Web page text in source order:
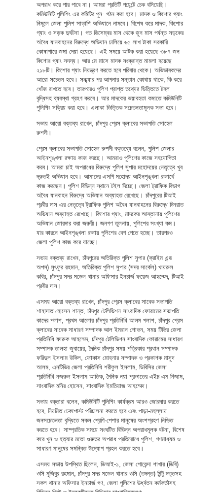
অপরাধ করে পার পাবে না। আমরা প্রতিটি পয়েন্টে চেক বসিয়েছি।
কমিউনিটি পুলিশিং এর কমিটির পুন: গঠন করা হবে। মাদক ও কিশোর গ্যাং
নিমূলে জেলা পুলিশ সাড়াশি অভিযানে নামবে। বিশেষ করে মাদক, কিশোর
গ্যাং ও সড়ক দুর্ঘটনা। গত ডিসেম্বর মাস থেকে জুন মাস পর্যন্ত সড়কের
অবৈধ যানবাহনের বিরুদ্ধে অভিযান চালিয়ে ৬৫ লাখ টাকা সরকারি
কোষাগারে জমা দেয়া হয়েছে। এই সময়ে আটক করা হয়েছে ৩৮৭ জন
কিশোর গ্যাং সদস্য। আর মে মাসে মাদক সংক্রান্ত মামলা হয়েছে
২১৮টি। কিশোর গ্যাং নিয়ন্ত্রণ করতে হবে পরিবার থেকে। অভিভাবকদের
আরো সচেতন হবে। সন্ধ্যার পর আপনার সন্তান কোথায় থাকে, কি করে
খোঁজ রাখতে হবে। তারপরেও পুলিশ প্রাপ্ত তথ্যের ভিত্তিতে টহল
বৃদ্ধিসহ ব্যবস্থা গ্রহণ করবে। আর মাদকের ভয়াবহতা কমাতে কমিউনিটি
পুলিশিং সক্রিয় করা হবে। এলাকা ভিত্তিক সচেতনতামূলক সভা হবে।
সভায় আরো বক্তব্য রাখেন, চাঁদপুর প্রেস ক্লাবের সভাপতি সোহেল
রুশদী।
প্রেস ক্লাবের সভাপতি সোহেল রুশদী বক্তব্যে বলেন, পুলিশ জেলার
আইনশৃঙ্খলা রক্ষায় কাজ করছে। আমরাও পুলিশের কাজে সহযোগিতা
করব। আমরা চাই অপরাধের বিরুদ্ধে পুলিশ সুপার মহোদয়ের নেতৃত্বে খুব
দ্রুতই অভিযান হবে। আমাদের এসপি মহোদয় আইনশৃঙ্খলা রক্ষার্থে
কাজ করছেন। পুলিশ বিভিন্ন স্থানে টইল দিচ্ছে। জেলা ট্রাফিক বিভাগ
অবৈধ যানবাহন বিরুদ্ধে অভিযান অব্যাহত রেখেছে। চাঁদপুরের টিআই
প্রবীর দাস এর নেতৃত্বে ট্রাফিক পুলিশ অবৈধ যানবাহনের বিরুদ্ধে দিনরাত
অভিযান অব্যাহত রেখেছে। কিশোর গ্যাং, মাদকের আস্তানায় পুলিশের
অভিযান জোরদার করা জরুরী। জনগণ তুলনায়, পুলিশের সংখ্যা কম।
যার কারনে আইনশৃঙ্খলা রক্ষায় পুলিশের বেগ পেতে হচ্ছে। তারপরও
জেলা পুলিশ কাজ করে যাচ্ছে।
সভায় বক্তব্য রাখেন, চাঁদপুরের অতিরিক্ত পুলিশ সুপার (ক্রাইম এন্ড
অপস্) লুৎফুর রহমান, অতিরিক্ত পুলিশ সুপার (সদর সার্কেল) খায়রুল
কবির, চাঁদপুর সদর মডেল থানার অফিসার ইনচার্জ ফয়েজ আহম্মেদ, টিআই
প্রবীর দাস।
এসময় আরো বক্তব্য রাখেন, চাঁদপুর প্রেস ক্লাবের সাবেক সভাপতি
শাহাদাত হোসেন শান্ত, চাঁদপুর টেলিভিশন সাংবাদিক ফোরামের সভাপতি
কাদের পলাশ, প্রথম আলোর চাঁদপুর প্রতিনিধি আলম পলাশ, চাঁদপুর প্রেস
ক্লাবের সাবেক সাধারণ সম্পাদক আল ইমরান শোভন, সময় টিভির জেলা
প্রতিনিধি ফারুক আহম্মেদ, চাঁদপুর টেলিভিশন সাংবাদিক ফোরামের সাধারণ
সম্পাদক তালহা জুবায়ের, দৈনিক চাঁদপুর সময় পত্রিকার প্রধান সম্পাদক
ফরিদুল ইসলাম উকিল, ফোকাস মোহনার সম্পাদক ও প্রকাশক মাসুদ
আলম, এনটিভির জেলা প্রতিনিধি শরীফুল ইসলাম, ডিবিসির জেলা
প্রতিনিধি নজরুল ইসলাম আতিক, দৈনিক নয়া প্রভাতের এইচ এম নিজাম,
সাংবাদিক মনির হোসেন, সাংবাদিক ইমতিয়াজ আহম্মেদ।
সভায় বক্তারা বলেন, কমিউনিটি পুলিশিং কার্যক্রম আরও জোরদার করতে
হবে, নিয়মিত চেকপোস্ট পরিচালনা করতে হবে এবং পাড়া-মহল্লায়
জনসচেতনতা বৃদ্ধিতে সকল শ্রেণি-পেশার মানুষের অংশগ্রহণ নিশ্চিত
করতে হবে। সাম্প্রতিক সময়ে সংঘটিত বিভিন্ন অপরাধমূলক ঘটনা, বিশেষ
করে খুন ও হত্যার মতো গুরুতর অপরাধ প্রতিরোধে পুলিশ, গণমাধ্যম ও
সাধারণ মানুষের সমন্বিত উদ্যোগ গ্রহন করতে হবে।
এসময় সভায় উপস্থিত ছিলেন, ডিআই-১, জেলা গোয়েন্দা শাখার (ডিবি)
ওসি মুজিবুর রহমান, চাঁদপুর সদর মডেল থানার ওসি (তদন্ত) মিন্টু দত্তসহ
সকল থানার অফিসার ইনচার্জ গণ, জেলা পুলিশের ঊর্ধ্বতন কর্মকর্তাসহ